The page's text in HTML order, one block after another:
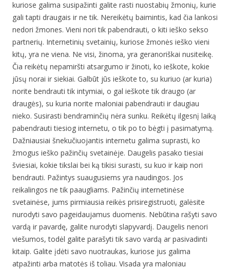
kuriose galima susipažinti galite rasti nuostabių žmonių, kurie
gali tapti draugais ir ne tik. Nereikėtų baimintis, kad čia lankosi
nedori žmones. Vieni nori tik pabendrauti, o kiti ieško sekso
partnerių. Internetinių svetainių, kuriose žmonės ieško vieni
kitų, yra ne viena. Ne visi, žinoma, yra geranoriškai nusiteikę.
Čia reikėtų nepamiršti atsargumo ir žinoti, ko ieškote, kokie
jūsų norai ir siekiai. Galbūt jūs ieškote to, su kuriuo (ar kuria)
norite bendrauti tik intymiai, o gal ieškote tik draugo (ar
draugės), su kuria norite maloniai pabendrauti ir daugiau
nieko. Susirasti bendraminčių nėra sunku. Reikėtų ilgesnį laiką
pabendrauti tiesiog internetu, o tik po to bėgti į pasimatymą.
Dažniausiai šnekučiuojantis internetu galima suprasti, ko
žmogus ieško pažinčių svetainėje. Daugelis pasako tiesiai
šviesiai, kokie tikslai bei ką tikisi surasti, su kuo ir kaip nori
bendrauti. Pažintys suaugusiems yra naudingos. Jos
reikalingos ne tik paaugliams. Pažinčių internetinėse
svetainėse, jums pirmiausia reikės prisiregistruoti, galėsite
nurodyti savo pageidaujamus duomenis. Nebūtina rašyti savo
vardą ir pavardę, galite nurodyti slapyvardį. Daugelis nenori
viešumos, todėl galite parašyti tik savo vardą ar pasivadinti
kitaip. Galite įdėti savo nuotraukas, kuriose jus galima
atpažinti arba matotės iš toliau. Visada yra maloniau